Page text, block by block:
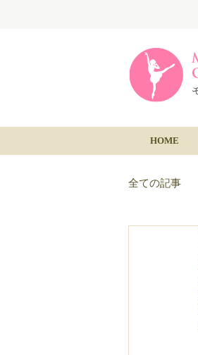
HOME
全ての記事